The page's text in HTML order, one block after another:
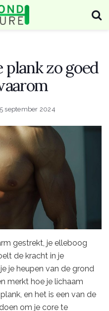
plank zo goed
5 september 2024
gestrekt, je elleboog
de kracht in je
je heupen van de grond
merkt hoe je lichaam
en het is een van de
om je core te